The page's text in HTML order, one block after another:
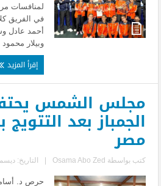
لمنافسات
في الفريق
أحمد عادل
وبيلار
إقرأ المزيد
مجلس الشمس
الجمباز بعد
مصر
كتب بواسطة Osama Abo Zed التاريخ: ديسمبر 14,
حرص د.